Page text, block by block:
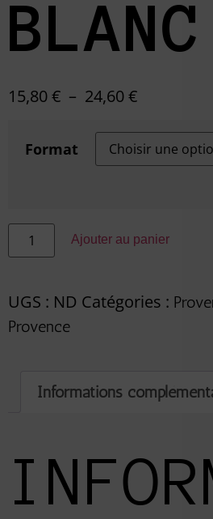
BLANC
15,80€ – 24,60€
Format
Ajouter au panier
UGS : ND Catégories :
Provence
Informations